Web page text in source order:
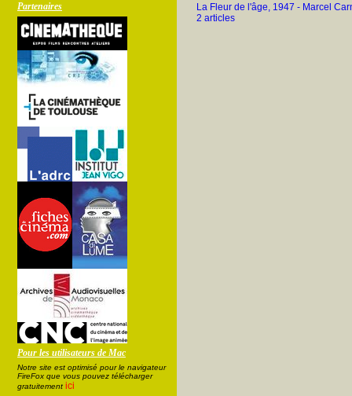
Partenaires
Pour les utilisateurs de Mac
Notre site est optimisé pour le navigateur
FireFox que vous pouvez télécharger
gratuitement ici
La Fleur de l'âge, 1947 - Marcel
2 articles